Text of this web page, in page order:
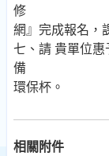
修
網』完成報名，
七、請 貴單位
備
環保杯。
相關附件